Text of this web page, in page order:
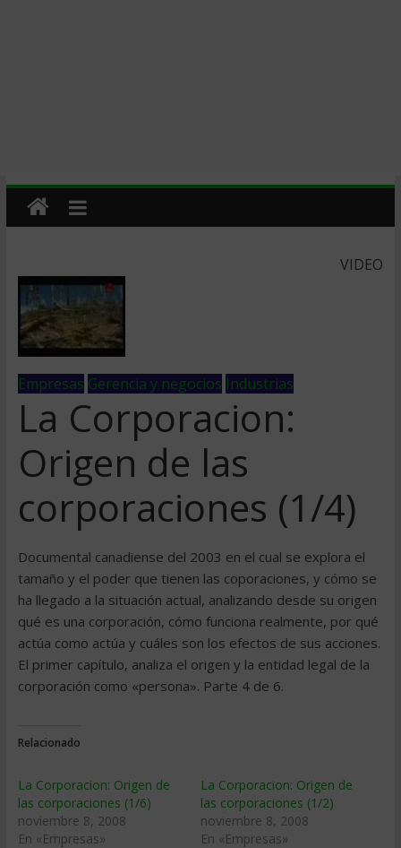
VIDEO
Empresas Gerencia y negocios Industrias
La Corporacion:
Origen de las
corporaciones (1/4)
Documental canadiense del 2003 en el cual se explora el
tamaño y el poder que tienen las coporaciones, y cómo se
ha llegado a la situación actual, analizando desde su origen
qué es una corporación, cómo funciona realmente, por qué
actúa como actúa y cuáles son los efectos de sus acciones.
El primer capítulo, analiza el origen y la entidad legal de la
corporación como «persona». Parte 4 de 6.
Relacionado
La Corporacion: Origen de
las corporaciones (1/6)
noviembre 8, 2008
En «Empresas»
La Corporacion: Origen de
las corporaciones (1/2)
noviembre 8, 2008
En «Empresas»